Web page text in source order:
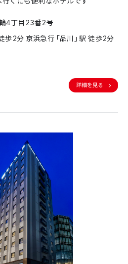
4丁目23番2号
歩2分 京浜急行「品川」駅 徒歩2分
詳細を見る